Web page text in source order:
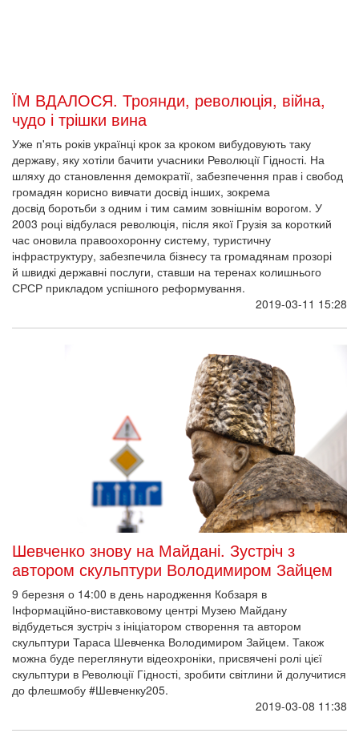
ЇМ ВДАЛОСЯ. Троянди, революція, війна,
чудо і трішки вина
Уже п'ять років українці крок за кроком вибудовують таку
державу, яку хотіли бачити учасники Революції Гідності. На
шляху до становлення демократії, забезпечення прав і свобод
громадян корисно вивчати досвід інших, зокрема
досвід боротьби з одним і тим самим зовнішнім ворогом. У
2003 році відбулася революція, після якої Грузія за короткий
час оновила правоохоронну систему, туристичну
інфраструктуру, забезпечила бізнесу та громадянам прозорі
й швидкі державні послуги, ставши на теренах колишнього
СРСР прикладом успішного реформування.
2019-03-11 15:28
Шевченко знову на Майдані. Зустріч з
автором скульптури Володимиром Зайцем
9 березня о 14:00 в день народження Кобзаря в
Інформаційно-виставковому центрі Музею Майдану
відбудеться зустріч з ініціатором створення та автором
скульптури Тараса Шевченка Володимиром Зайцем. Також
можна буде переглянути відеохроніки, присвячені ролі цієї
скульптури в Революції Гідності, зробити світлини й долучитися
до флешмобу #Шевченку205.
2019-03-08 11:38